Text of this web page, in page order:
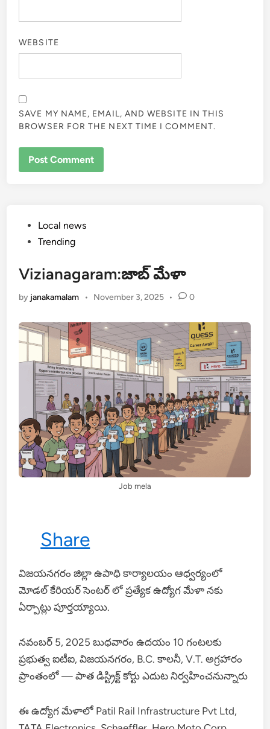
WEBSITE
SAVE MY NAME, EMAIL, AND WEBSITE IN THIS
BROWSER FOR THE NEXT TIME I COMMENT.
PostedLocal news
Trending
Vizianagaram:జాబ్ మేళా
by janakamalam • November 3, 2025 • 0
Job mela
Share
విజయనగరం జిల్లా ఉపాధి కార్యాలయం ఆధ్వర్యంలో
మోడల్ కేరియర్ సెంటర్ లో ప్రత్యేక ఉద్యోగ మేళా నకు
ఏర్పాట్లు పూర్తయ్యాయి.
నవంబర్ 5, 2025 బుధవారం ఉదయం 10 గంటలకు
ప్రభుత్వ ఐటీఐ, విజయనగరం, B.C. కాలనీ, V.T. అగ్రహారం
ప్రాంతంలో — పాత డిస్ట్రిక్ట్ కోర్టు ఎదుట నిర్వహించనున్నారు
ఈ ఉద్యోగ మేళాలో Patil Rail Infrastructure Pvt Ltd,